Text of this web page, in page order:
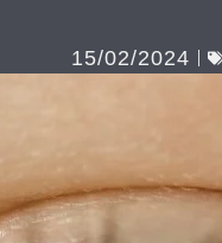
15/02/2024